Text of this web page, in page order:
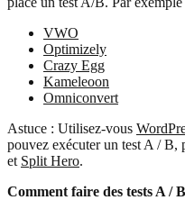
VWO
Optimizely
Crazy Egg
Kameleoon
Omniconvert
Astuce : Utilisez-vous
pouvez exécuter un test A / B,
et Split Hero.
Comment faire des tests A /